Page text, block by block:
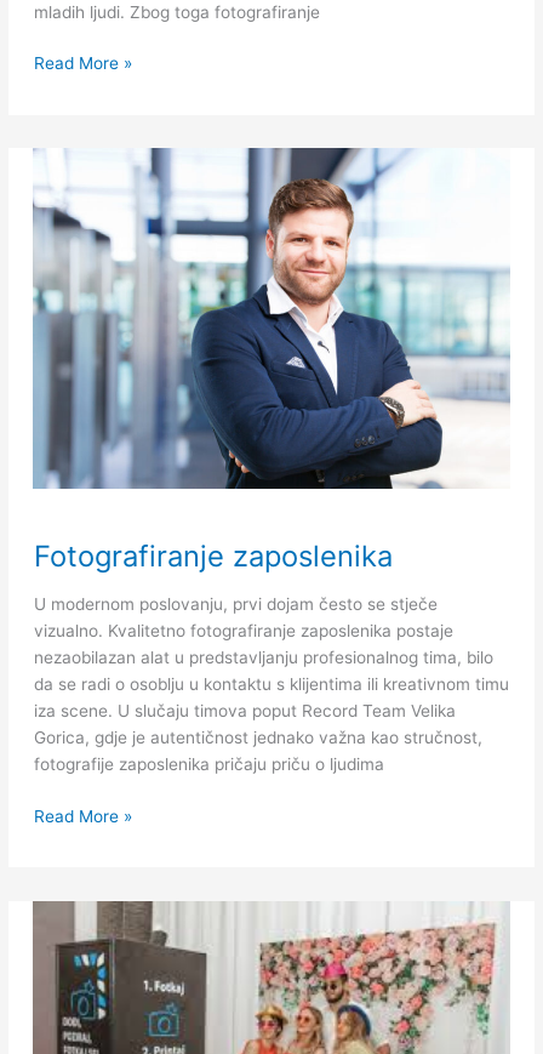
mladih ljudi. Zbog toga fotografiranje
Read More »
Fotografiranje zaposlenika
U modernom poslovanju, prvi dojam često se stječe
vizualno. Kvalitetno fotografiranje zaposlenika postaje
nezaobilazan alat u predstavljanju profesionalnog tima, bilo
da se radi o osoblju u kontaktu s klijentima ili kreativnom timu
iza scene. U slučaju timova poput Record Team Velika
Gorica, gdje je autentičnost jednako važna kao stručnost,
fotografije zaposlenika pričaju priču o ljudima
zaposlenika
Read More »